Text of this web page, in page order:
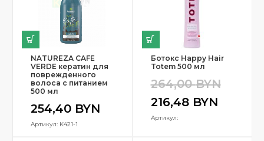
NATUREZA CAFE
VERDE кератин для
поврежденного
волоса с питанием
500 мл
254,40 BYN
Артикул: K421-1
Ботокс Happy Hair
Totem 500 мл
264,00BYN
216,48 BYN
Артикул: